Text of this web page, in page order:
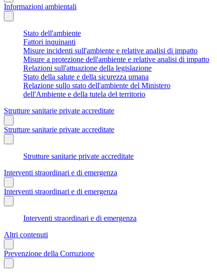
Informazioni ambientali
Stato dell'ambiente
Fattori inquinanti
Misure incidenti sull'ambiente e relative analisi di impatto
Misure a protezione dell'ambiente e relative analisi di impatto
Relazioni sull'attuazione della legislazione
Stato della salute e della sicurezza umana
Relazione sullo stato dell'ambiente del Ministero
dell'Ambiente e della tutela del territorio
Strutture sanitarie private accreditate
Strutture sanitarie private accreditate
Strutture sanitarie private accreditate
Interventi straordinari e di emergenza
Interventi straordinari e di emergenza
Interventi straordinari e di emergenza
Altri contenuti
Prevenzione della Corruzione